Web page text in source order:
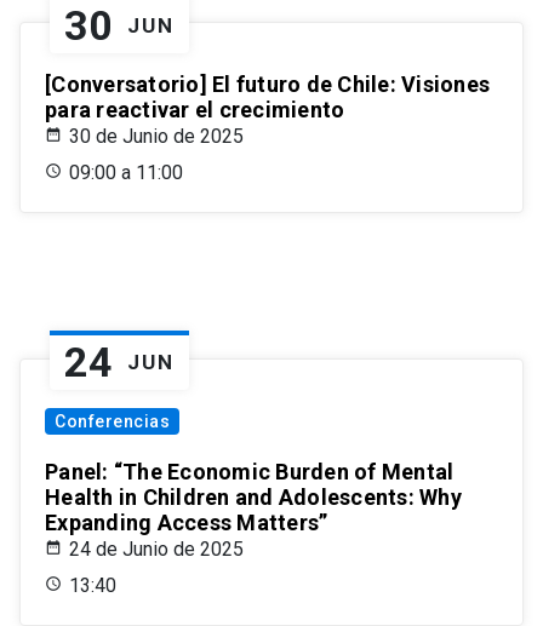
30 JUN
[Conversatorio] El futuro de Chile: Visiones
para reactivar el crecimiento
30 de Junio de 2025
09:00 a 11:00
24 JUN
Conferencias
Panel: “The Economic Burden of Mental
Health in Children and Adolescents: Why
Expanding Access Matters”
24 de Junio de 2025
13:40